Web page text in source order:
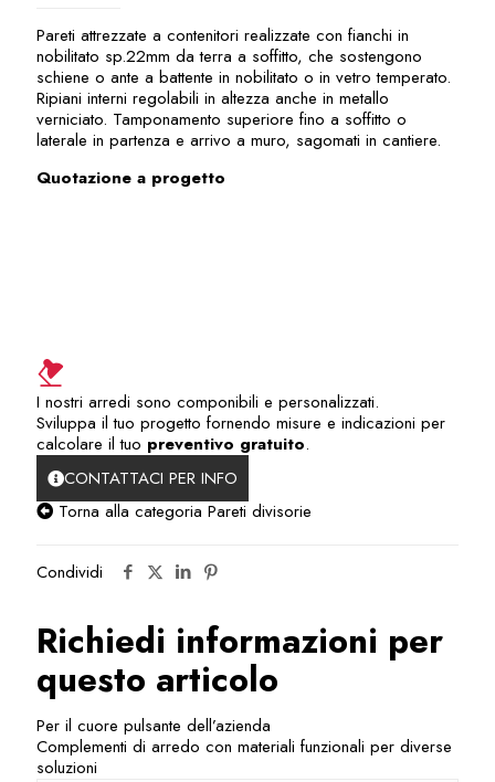
Pareti attrezzate a contenitori realizzate con fianchi in
nobilitato sp.22mm da terra a soffitto, che sostengono
schiene o ante a battente in nobilitato o in vetro temperato.
Ripiani interni regolabili in altezza anche in metallo
verniciato. Tamponamento superiore fino a soffitto o
laterale in partenza e arrivo a muro, sagomati in cantiere.
Quotazione a progetto
I nostri arredi sono componibili e personalizzati.
Sviluppa il tuo progetto fornendo misure e indicazioni per
calcolare il tuo preventivo gratuito.
CONTATTACI PER INFO
Torna alla categoria Pareti divisorie
Condividi
Richiedi informazioni per
questo articolo
Per il cuore pulsante dell’azienda
Complementi di arredo con materiali funzionali per diverse
soluzioni